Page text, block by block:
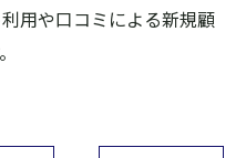
用や口コミによる新規顧